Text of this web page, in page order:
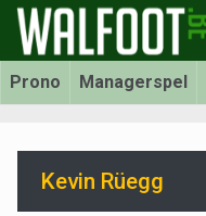
Prono Managerspel
Kevin Rüegg